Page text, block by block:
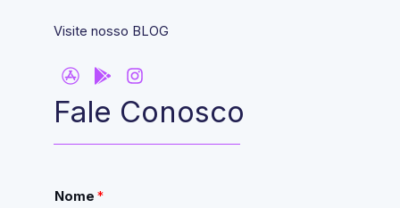
Visite nosso BLOG
Fale Conosco
Nome *